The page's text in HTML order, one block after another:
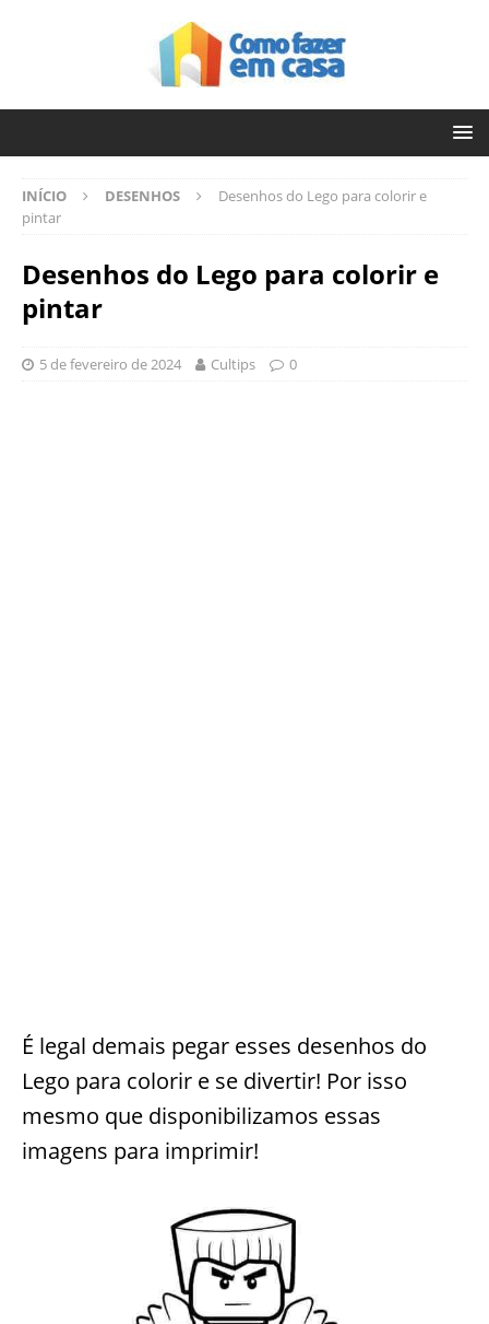
INÍCIO DESENHOS
Desenhos do Lego para colorir e
pintar
Desenhos do Lego para colorir e
pintar
5 de fevereiro de 2024 Cultips 0
É legal demais pegar esses desenhos do
Lego para colorir e se divertir! Por isso
mesmo que disponibilizamos essas
imagens para imprimir!